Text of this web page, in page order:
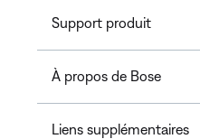
Support produit
À propos de Bose
Liens supplémentaires